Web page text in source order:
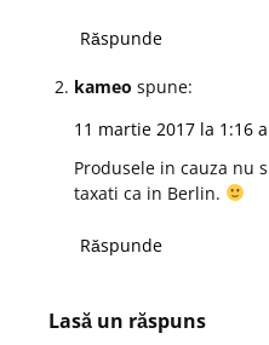
Răspunde
kameo spune:
11 martie 2017 la 1:16
Produsele in cauza nu
taxati ca in Berlin.
Răspunde
Lasă un răspuns